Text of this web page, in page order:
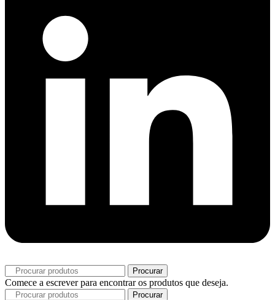
Procurar
Comece a escrever para encontrar os produtos que deseja.
Procurar